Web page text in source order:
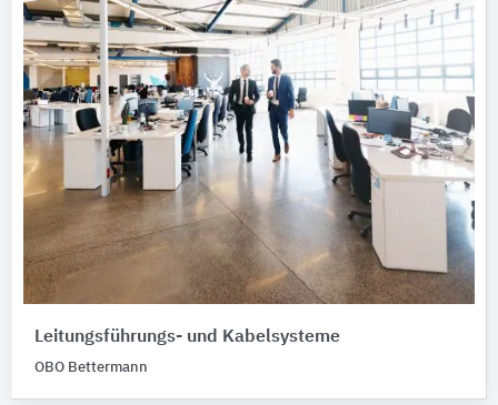
Leitungsführungs- und Kabelsysteme
OBO Bettermann